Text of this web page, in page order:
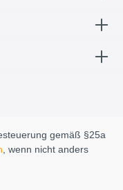
gemäß §25a
, wenn nicht anders